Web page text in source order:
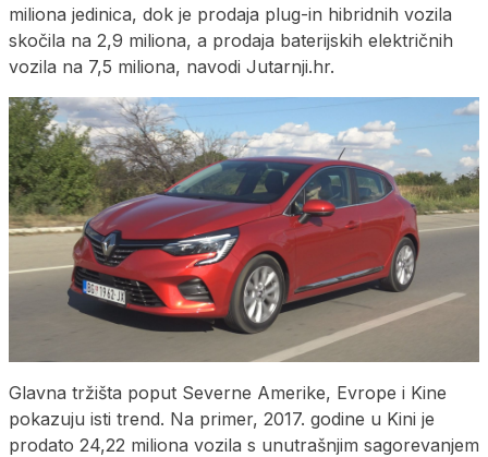
miliona jedinica, dok je prodaja plug-in hibridnih vozila
skočila na 2,9 miliona, a prodaja baterijskih električnih
vozila na 7,5 miliona, navodi Jutarnji.hr.
Glavna tržišta poput Severne Amerike, Evrope i Kine
pokazuju isti trend. Na primer, 2017. godine u Kini je
prodato 24,22 miliona vozila s unutrašnjim sagorevanjem